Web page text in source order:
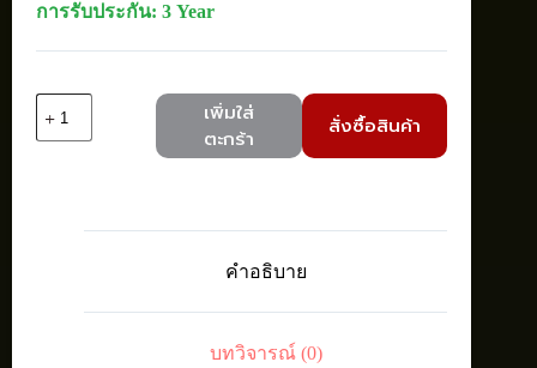
การรับประกัน: 3 Year
จำนวน
Seagate
เพิ่มใส่
ตะกร้า
สั่งซื้อสินค้า
คำอธิบาย
บทวิจารณ์ (0)